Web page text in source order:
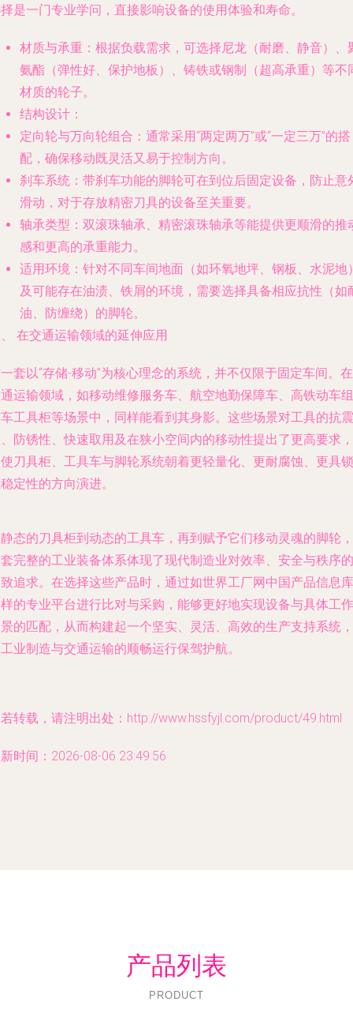
是一门专业学问，直接影响设备的使用体验和寿命。
材质与承重 ：根据负载需求，可选择尼龙（耐磨、静音）、
氨酯（弹性好、保护地板）、铸铁或钢制（超高承重）等不
材质的轮子。
结构设计 ：
定向轮与万向轮组合 ：通常采用“两定两万”或“一定三万”的搭
配，确保移动既灵活又易于控制方向。
刹车系统 ：带刹车功能的脚轮可在到位后固定设备，防止意
滑动，对于存放精密刀具的设备至关重要。
轴承类型 ：双滚珠轴承、精密滚珠轴承等能提供更顺滑的推
感和更高的承重能力。
适用环境 ：针对不同车间地面（如环氧地坪、钢板、水泥地
及可能存在油渍、铁屑的环境，需要选择具备相应抗性（如
油、防缠绕）的脚轮。
在交通运输领域的延伸应用
套以“存储-移动”为核心理念的系统，并不仅限于固定车间。在
运输领域，如移动维修服务车、航空地勤保障车、高铁动车组
工具柜等场景中，同样能看到其身影。这些场景对工具的抗震
防锈性、快速取用及在狭小空间内的移动性提出了更高要求，
刀具柜、工具车与脚轮系统朝着更轻量化、更耐腐蚀、更具锁
定性的方向演进。
态的刀具柜到动态的工具车，再到赋予它们移动灵魂的脚轮，
完整的工业装备体系体现了现代制造业对效率、安全与秩序的
追求。在选择这些产品时，通过如世界工厂网中国产品信息库
的专业平台进行比对与采购，能够更好地实现设备与具体工作
的匹配，从而构建起一个坚实、灵活、高效的生产支持系统，
业制造与交通运输的顺畅运行保驾护航。
转载，请注明出处：http://www.hssfyjl.com/product/49.html
时间：2026-08-06 23:49:56
产品列表
PRODUCT